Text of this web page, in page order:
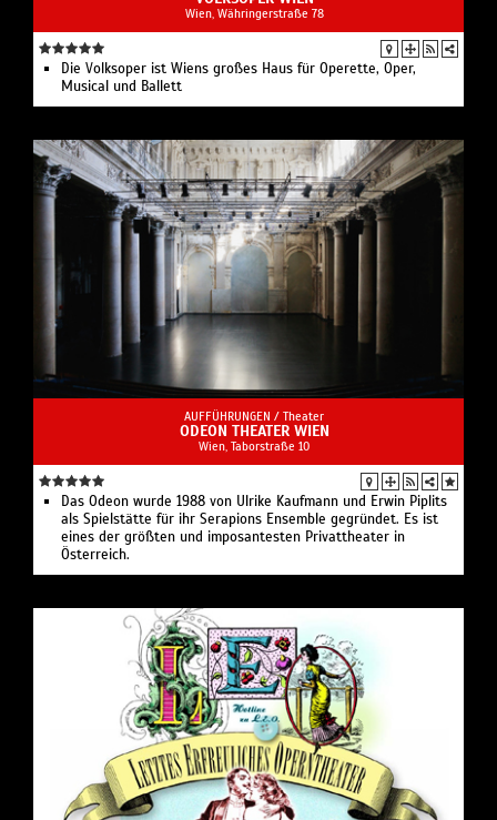
Wien, Währingerstraße 78
Die Volksoper ist Wiens großes Haus für Operette, Oper,
Musical und Ballett
AUFFÜHRUNGEN / Theater
ODEON THEATER WIEN
Wien, Taborstraße 10
Das Odeon wurde 1988 von Ulrike Kaufmann und Erwin Piplits
als Spielstätte für ihr Serapions Ensemble gegründet. Es ist
eines der größten und imposantesten Privattheater in
Österreich.